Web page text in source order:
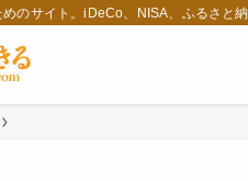
のサイト。iDeCo、NISA、ふるさと